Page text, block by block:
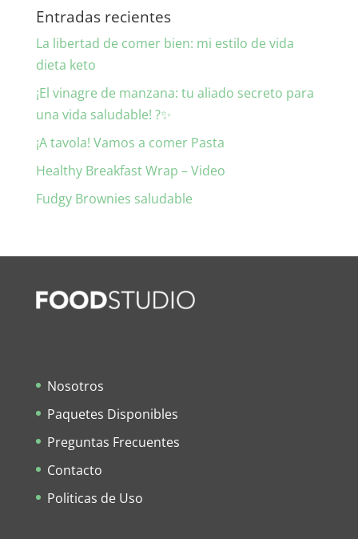
Entradas recientes
La libertad de comer bien: mi estilo de vida
dieta keto
¡El vinagre de manzana: tu aliado secreto para
una vida saludable! ?✨
¡A tavola! Vamos a comer Pasta
Healthy Breakfast Wrap – Video
Fudgy Brownies saludable
Nosotros
Paquetes Disponibles
Preguntas Frecuentes
Contacto
Politicas de Uso